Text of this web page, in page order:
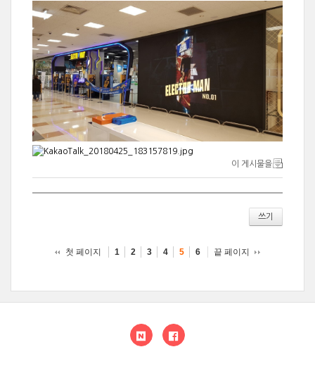
이 게시물을
쓰기
첫 페이지 1 2 3 4 5 6 끝 페이지